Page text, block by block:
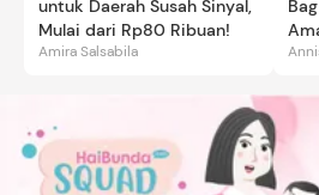
untuk Daerah Susah Sinyal,
Mulai dari Rp80 Ribuan!
Amira Salsabila